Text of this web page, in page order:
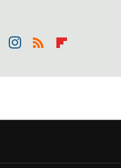
agr
boa